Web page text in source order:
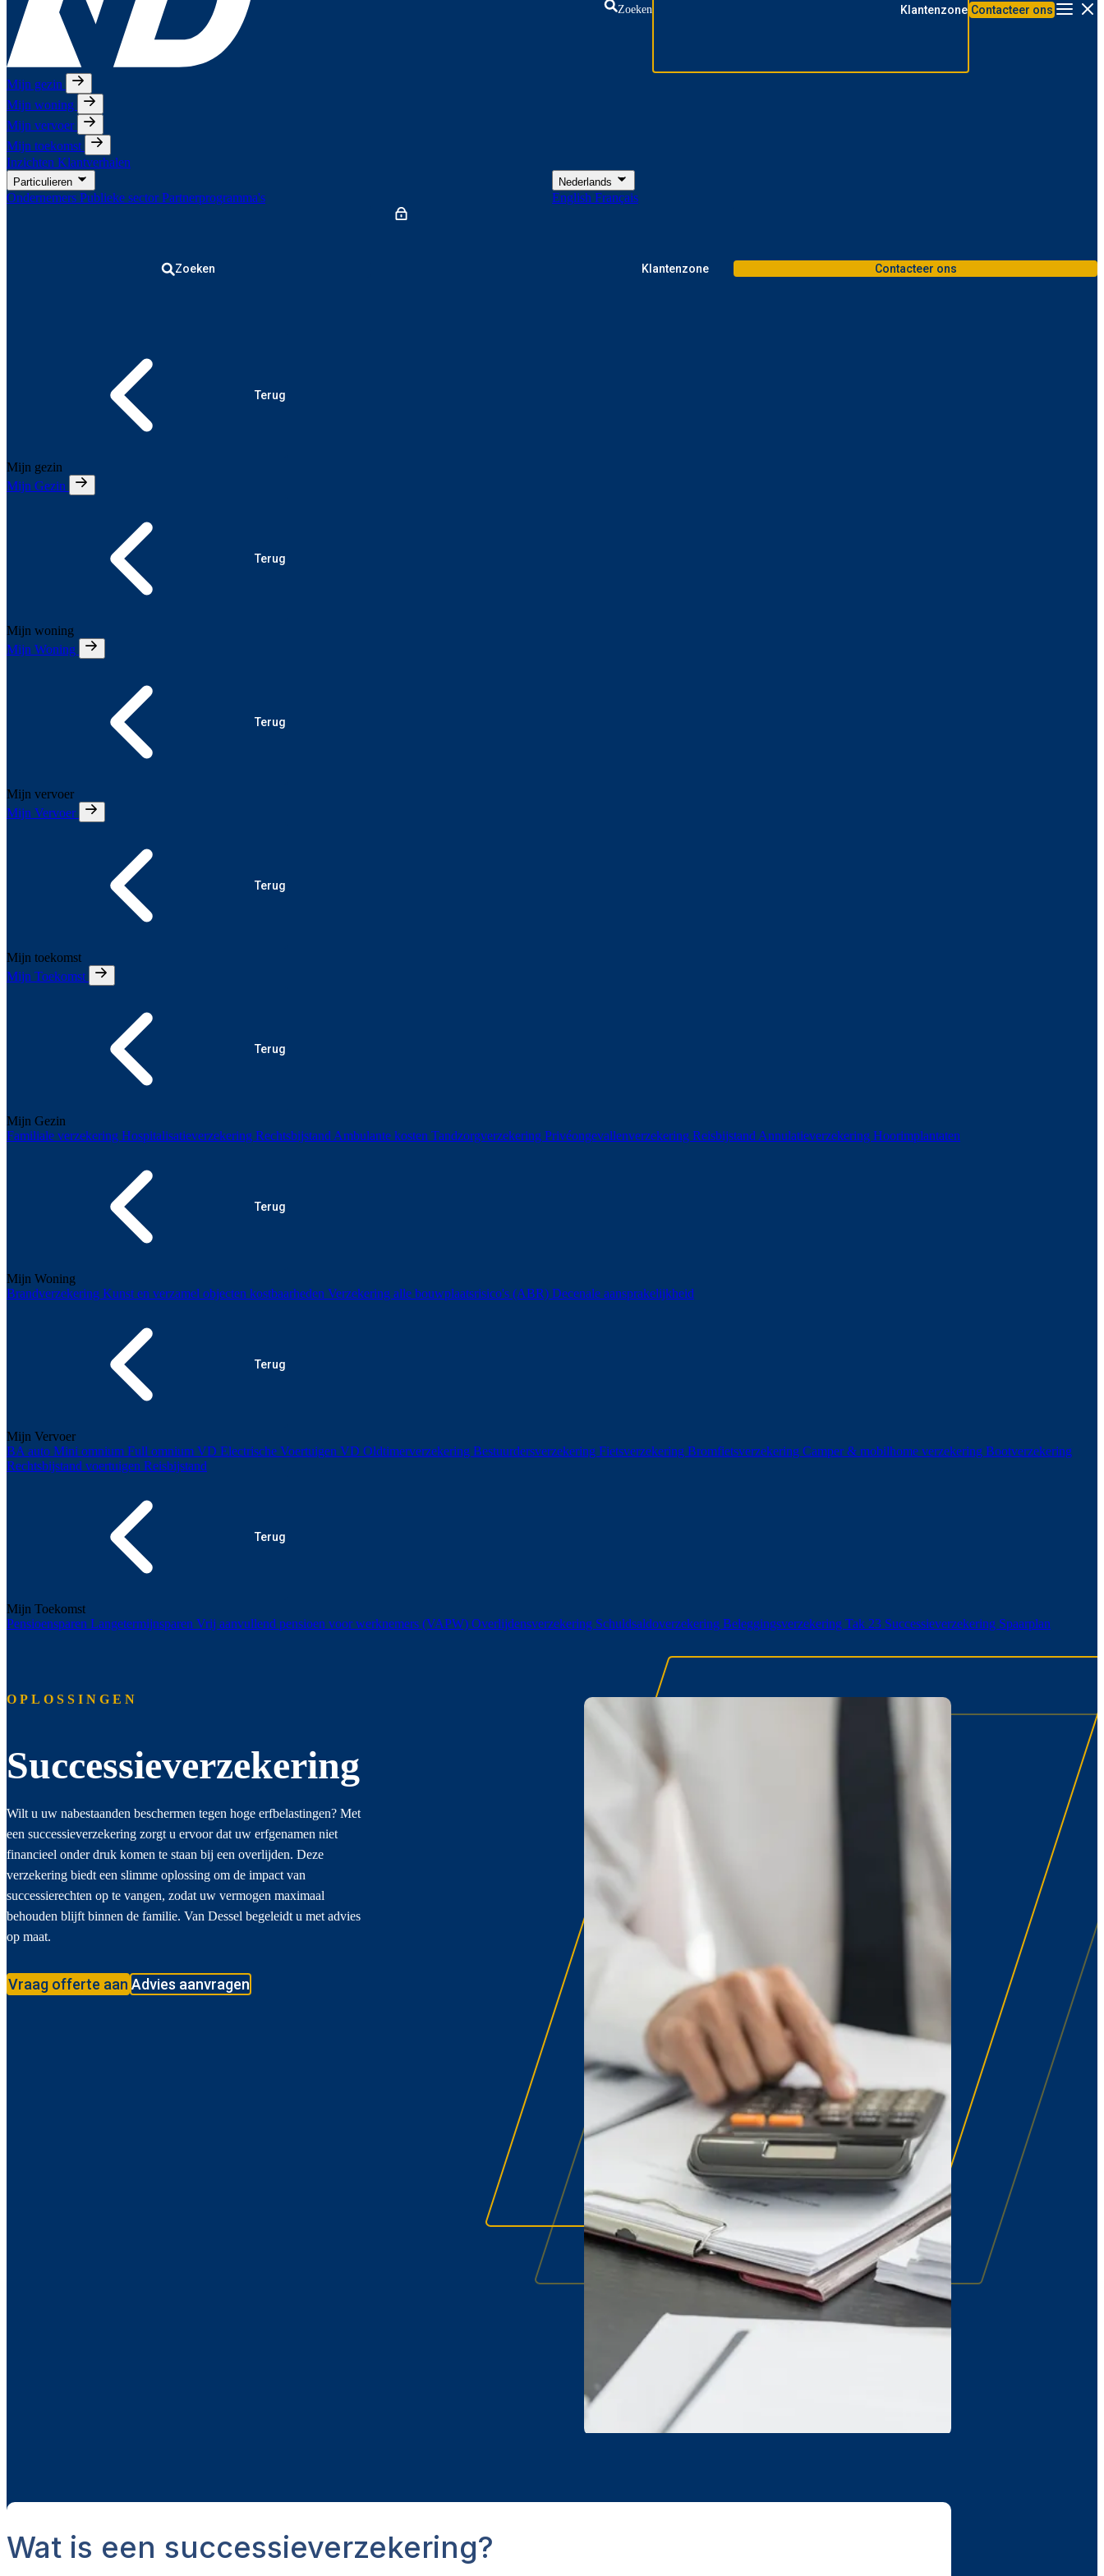
Zoeken Klantenzone Contacteer ons
Mijn gezin
Mijn woning
Mijn vervoer
Mijn toekomst
Inzichten Klantverhalen
Particulieren
Ondernemers Publieke sectorPartnerprogramma's
Nederlands
English Français
Zoeken Klantenzone Contacteer ons
Terug
Mijn gezin
Mijn Gezin
Terug
Mijn woning
Mijn Woning
Terug
Mijn vervoer
Mijn Vervoer
Terug
Mijn toekomst
Mijn Toekomst
Terug
Mijn Gezin
Familiale verzekering Hospitalisatieverzekering Rechtsbijstand Ambulante kosten Tandzorgverzekering Privéongevallenverzekering Reisbijstand Annulatieverzekering Hoorimplantaten
Terug
Mijn Woning
Brandverzekering Kunst en verzamel objecten kostbaarheden Verzekering alle bouwplaatsrisico's (ABR) Decenale aansprakelijkheid
Terug
Mijn Vervoer
BA auto Mini omnium Full omnium VD Electrische Voertuigen VD Oldtimerverzekering Bestuurdersverzekering Fietsverzekering Bromfietsverzekering Camper & mobilhome verzekering Bootverzekering
Rechtsbijstand voertuigen Reisbijstand
Terug
Mijn Toekomst
Pensioensparen Langetermijnsparen Vrij aanvullend pensioen voor werknemers (VAPW) Overlijdensverzekering Schuldsaldoverzekering Beleggingsverzekering Tak 23 Successieverzekering Spaarplan
OPLOSSINGEN
Successieverzekering
Wilt u uw nabestaanden beschermen tegen hoge erfbelastingen? Met
een successieverzekering zorgt u ervoor dat uw erfgenamen niet
financieel onder druk komen te staan bij een overlijden. Deze
verzekering biedt een slimme oplossing om de impact van
successierechten op te vangen, zodat uw vermogen maximaal
behouden blijft binnen de familie. Van Dessel begeleidt u met advies
op maat.
Vraag offerte aan Advies aanvragen
Wat is een successieverzekering?